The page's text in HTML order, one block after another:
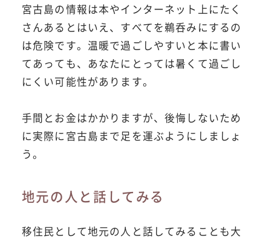
宮古島の情報は本やインターネット上にたく
さんあるとはいえ、すべてを鵜呑みにするの
は危険です。温暖で過ごしやすいと本に書い
てあっても、あなたにとっては暑くて過ごし
にくい可能性があります。
手間とお金はかかりますが、後悔しないため
に実際に宮古島まで足を運ぶようにしましょ
う。
地元の人と話してみる
移住民として地元の人と話してみることも大